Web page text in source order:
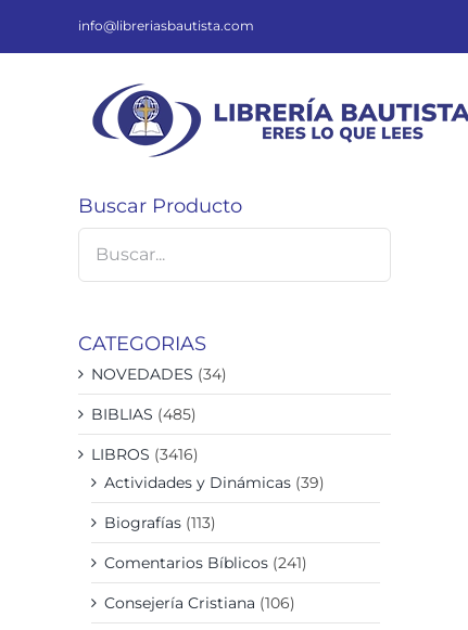
info@libreriasbautista.com
Buscar Producto
CATEGORIAS
NOVEDADES (34)
BIBLIAS (485)
LIBROS (3416)
Actividades y Dinámicas (39)
Biografías (113)
Comentarios Bíblicos (241)
Consejería Cristiana (106)